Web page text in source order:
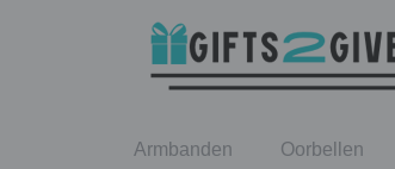
Armbanden Oorbellen